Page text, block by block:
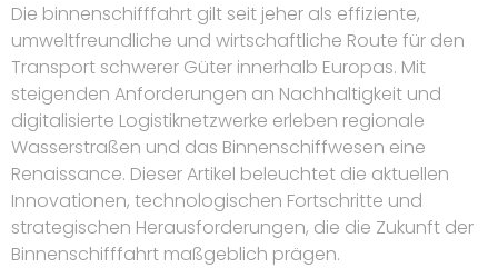
Die binnenschifffahrt gilt seit jeher als effiziente,
umweltfreundliche und wirtschaftliche Route für den
Transport schwerer Güter innerhalb Europas. Mit
steigenden Anforderungen an Nachhaltigkeit und
digitalisierte Logistiknetzwerke erleben regionale
Wasserstraßen und das Binnenschiffwesen eine
Renaissance. Dieser Artikel beleuchtet die aktuellen
Innovationen, technologischen Fortschritte und
strategischen Herausforderungen, die die Zukunft der
Binnenschifffahrt maßgeblich prägen.